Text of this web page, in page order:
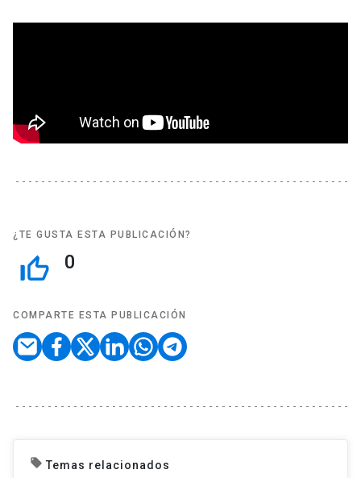
¿TE GUSTA ESTA PUBLICACIÓN?
thumb_up_off_alt 0
COMPARTE ESTA PUBLICACIÓN
local_offer Temas relacionados